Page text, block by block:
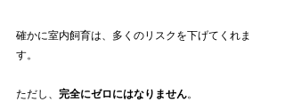
確かに室内飼育は、多くのリスクを下げてくれま
す。
ただし、 完全にゼロにはなりません。